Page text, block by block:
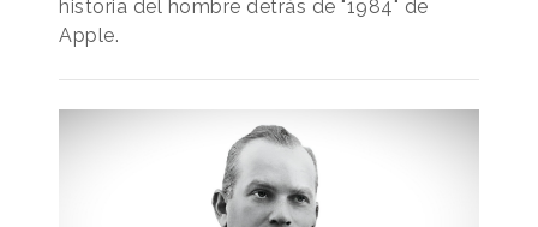
historia del hombre detrás de "1984" de
Apple.